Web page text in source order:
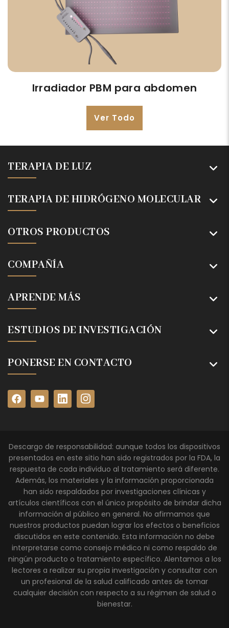
Irradiador PBM para abdomen
Ver Todo
TERAPIA DE LUZ
TERAPIA DE HIDRÓGENO MOLECULAR
OTROS PRODUCTOS
COMPAÑÍA
APRENDE MÁS
ESTUDIOS DE INVESTIGACIÓN
PONERSE EN CONTACTO
Descargo de responsabilidad: aunque todos los dispositivos
presentados en este sitio han sido registrados por la FDA, la
respuesta de cada individuo al tratamiento será diferente.
Además, los materiales y la información proporcionada
han sido respaldados por investigaciones clínicas y
artículos científicos con el único propósito de brindar dicha
información al público en general. No afirmamos que
nuestros productos puedan lograr los efectos o beneficios
discutidos en este contenido. Esta información no debe
interpretarse como consejo médico ni como respaldo de
ningún producto o tratamiento específico. Alentamos a los
lectores a realizar su propia investigación y consultar con
un profesional de la salud calificado antes de tomar
cualquier decisión con respecto a su régimen de salud o
bienestar.